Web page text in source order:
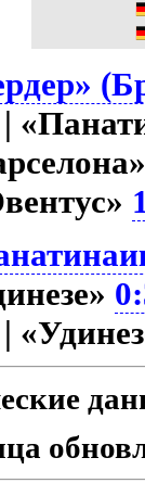
|
|